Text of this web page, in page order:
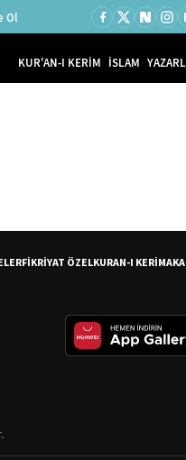
Ol
KUR'AN-I KERİM İSLAM
FİKRİYAT ÖZELKURAN-I KERİM